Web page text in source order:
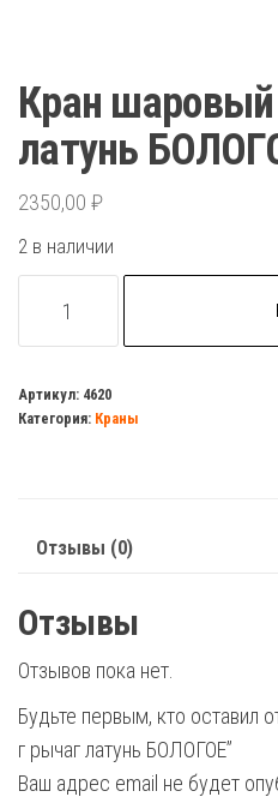
Кран шаровый
латунь
2350,00 ₽
2 в наличии
товара
шаровый
2"
латунь
Артикул: 4620
Категория: Краны
Отзывы (0)
Отзывы
Отзывов пока нет.
Будьте первым, кто оставил
г рычаг латунь БОЛОГОЕ”
Ваш адрес email не будет